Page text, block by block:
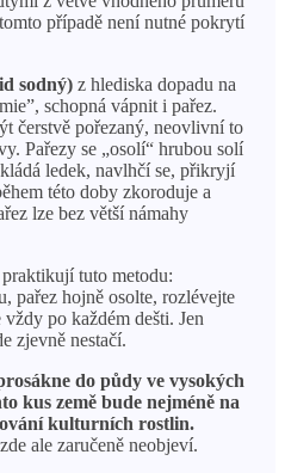
případě není nutné pokrytí
sodný) z hlediska dopadu na
schopná vápnit i pařez.
čerstvě pořezaný, neovlivní to
Pařezy se „osolí“ hrubou solí
ledek, navlhčí se, přikryjí
této doby zkoroduje a
lze bez větší námahy
tuto metodu:
pařez hojně osolte, rozlévejte
po každém dešti. Jen
zjevně nestačí.
do půdy ve vysokých
kus země bude nejméně na
kulturních rostlin.
ale zaručeně neobjeví.